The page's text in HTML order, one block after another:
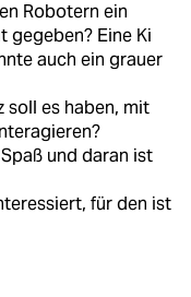
Robotern ein
gegeben? Eine Ki
auch ein grauer
soll es haben, mit
und daran ist
für den ist